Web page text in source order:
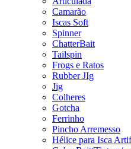
Camarão
Iscas Soft
Spinner
ChatterBait
Tailspin
Frogs e Ratos
Rubber JIg
Jig
Colheres
Gotcha
Ferrinho
Pincho Arremesso
Hélice para Isca